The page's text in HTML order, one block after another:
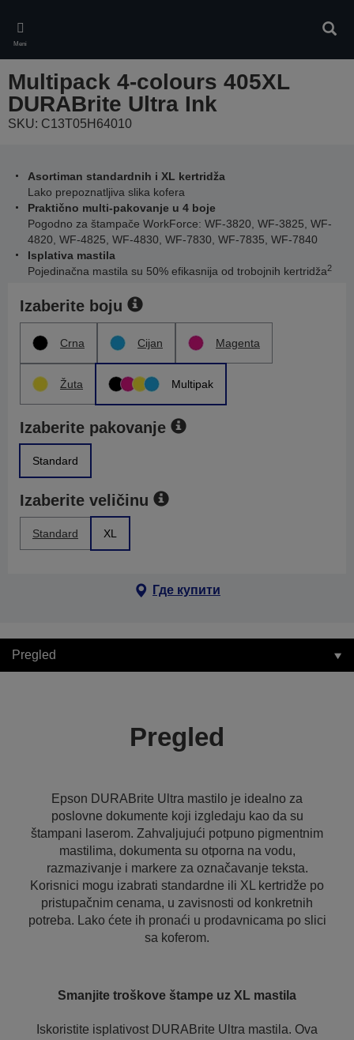
main
content
Meni
Multipack 4-colours 405XL
DURABrite Ultra Ink
SKU: C13T05H64010
Asortiman standardnih i XL kertridža
Lako prepoznatljiva slika kofera
Praktično multi-pakovanje u 4 boje
Pogodno za štampače WorkForce: WF-3820, WF-3825, WF-
4820, WF-4825, WF-4830, WF-7830, WF-7835, WF-7840
Isplativa mastila
Pojedinačna mastila su 50% efikasnija od trobojnih kertridža2
Izaberite boju
Crna Cijan Magenta
Žuta Multipak
Izaberite pakovanje
Standard
Izaberite veličinu
Standard XL
Где купити
Pregled
Pregled
Epson DURABrite Ultra mastilo je idealno za
poslovne dokumente koji izgledaju kao da su
štampani laserom. Zahvaljujući potpuno pigmentnim
mastilima, dokumenta su otporna na vodu,
razmazivanje i markere za označavanje teksta.
Korisnici mogu izabrati standardne ili XL kertridže po
pristupačnim cenama, u zavisnosti od konkretnih
potreba. Lako ćete ih pronaći u prodavnicama po slici
sa koferom.
Smanjite troškove štampe uz XL mastila
Iskoristite isplativost DURABrite Ultra mastila. Ova